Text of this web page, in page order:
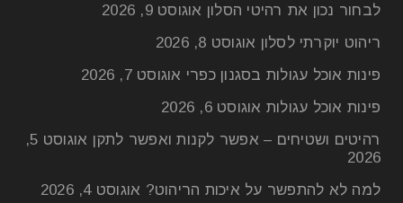
לבחור נכון את רהיטי הסלון אוגוסט 9, 2026
ריהוט יוקרתי לסלון אוגוסט 8, 2026
פינות אוכל עגולות בסגנון כפרי אוגוסט 7, 2026
פינות אוכל עגולות אוגוסט 6, 2026
רהיטים ושטיחים – אפשר לקנות ואפשר לתקן
אוגוסט 5,
2026
למה לא להתפשר על איכות הריהוט? אוגוסט 4, 2026